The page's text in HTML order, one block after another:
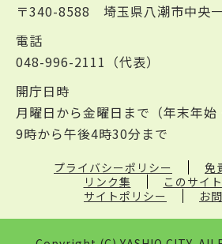
〒340-8588 埼玉県八潮市中央
電話
048-996-2111（代表）
開庁日時
月曜日から金曜日まで（年末年
9時から午後4時30分まで
プライバシーポリシー
免
リンク集
このサイ
サイトポリシー
お